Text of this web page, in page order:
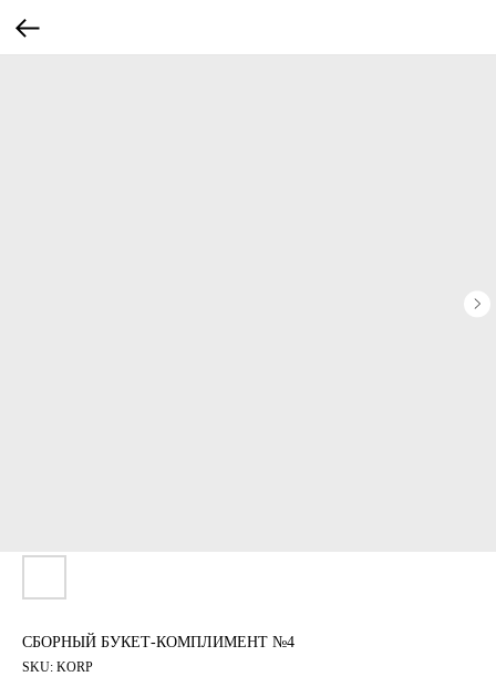
СБОРНЫЙ БУКЕТ-КОМПЛИМЕНТ №4
SKU: KORP